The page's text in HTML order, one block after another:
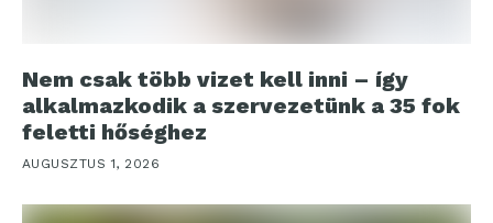
Nem csak több vizet kell inni – így
alkalmazkodik a szervezetünk a 35 fok
feletti hőséghez
AUGUSZTUS 1, 2026